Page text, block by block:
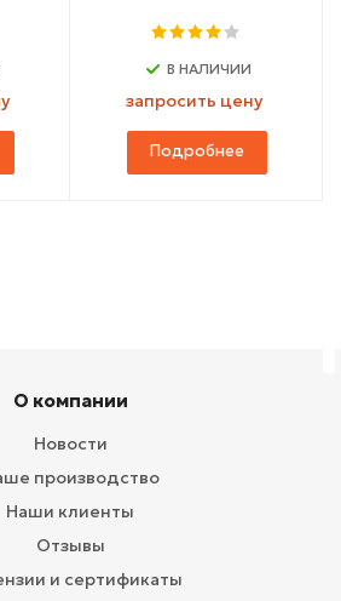
В НАЛИЧИИ
запросить цену
Подробнее
О компании
Новости
производство
Наши клиенты
Отзывы
и сертификаты